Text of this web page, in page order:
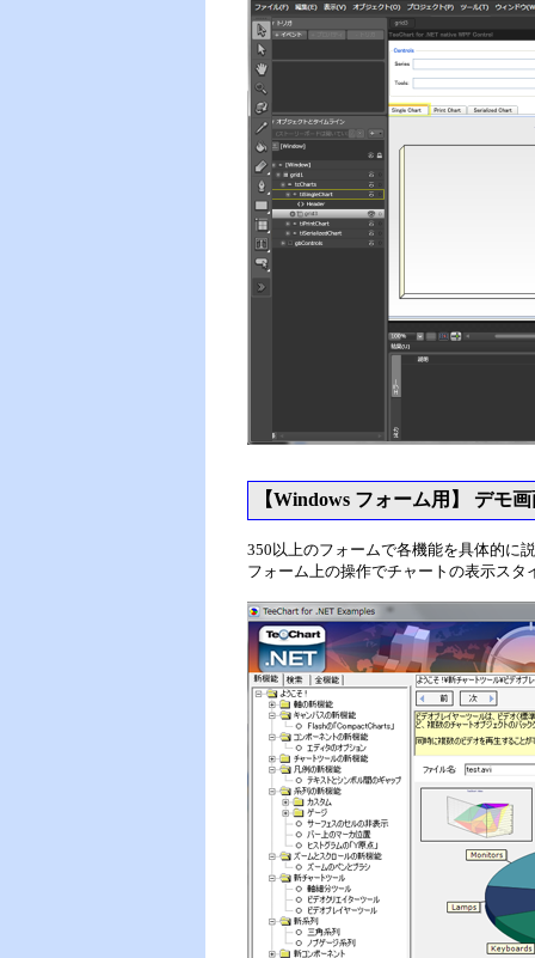
【Windows フォーム用】 デモ
350以上のフォームで各機能を具体的に
フォーム上の操作でチャートの表示ス